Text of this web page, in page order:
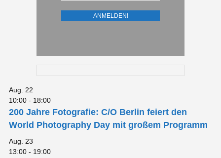
Aug. 22
10:00 - 18:00
200 Jahre Fotografie: C/O Berlin feiert den
World Photography Day mit großem Programm
Aug. 23
13:00 - 19:00